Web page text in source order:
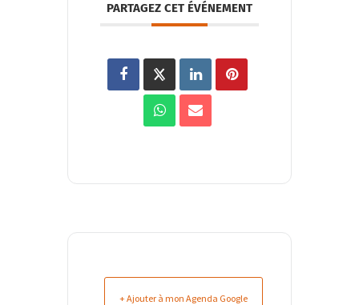
PARTAGEZ CET ÉVÉNEMENT
+ Ajouter à mon Agenda Google